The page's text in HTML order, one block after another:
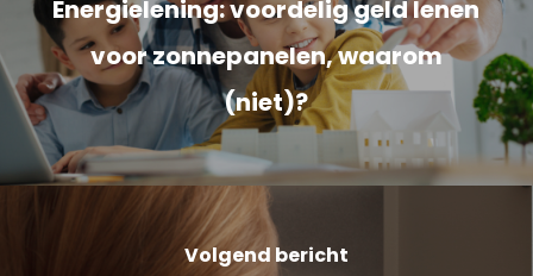
Energielening: voordelig geld lenen
voor zonnepanelen, waarom
(niet)?
Volgend bericht